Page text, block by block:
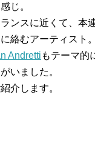
じ。
ンスに近くて、本
絡むアーティスト。
Andretti もテーマ的
いました。
介します。